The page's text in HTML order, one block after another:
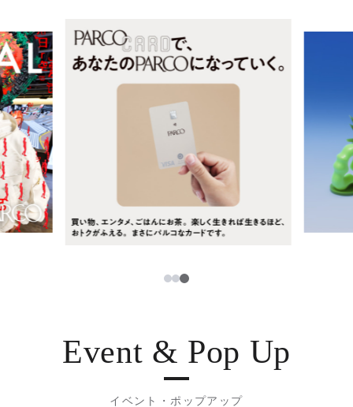
TAX FREE
PARCOメンバーズ
JP
日本語
12
Event & Pop Up
イベント・ポップアップ